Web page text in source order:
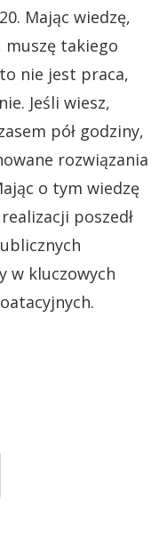
Mając wiedzę,
muszę takiego
nie jest praca,
Jeśli wiesz,
pół godziny,
rozwiązania
o tym wiedzę
poszedł
w kluczowych